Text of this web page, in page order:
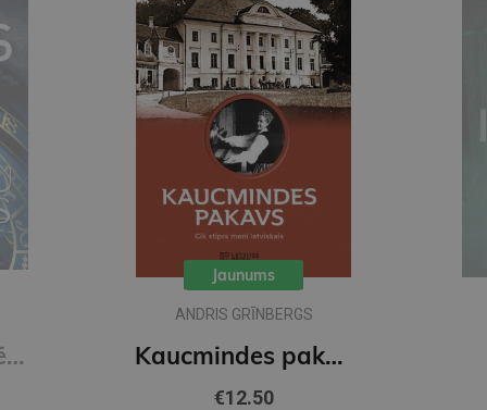
Noslēpumu noslēpums
Jaunums
ANDRIS GRĪNBERGS
Kaucmindes pakavs
€12.50